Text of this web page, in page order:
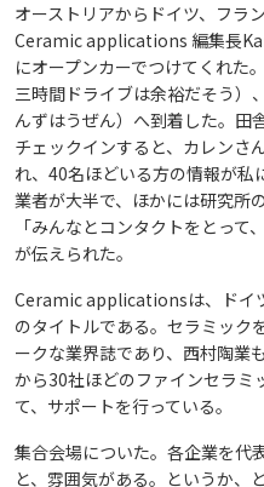
オーストリアからドイツ、フラ
Ceramic applications 編集長
にオープンカーでつけてくれた
三時間ドライブは余裕だそう
んずはうぜん）へ到着した。田
チェックインすると、カレンさ
れ、40名ほどいる方の情報が私
業者が大半で、ほかには研究所
「みんなとコンタクトをとっ
が伝えられた。
Ceramic applicationsは、ドイ
のタイトルである。セラミック
ークな業界誌であり、西村陶業
から30社ほどのファインセラミ
て、サポートを行っている。
集合会場についた。各企業を代
と、雰囲気がある。というか、